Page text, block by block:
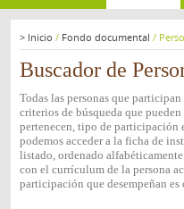
> Inicio / Fondo documental /
Buscador de
Todas las personas que
criterios de búsqueda que
pertenecen, tipo de participación
podemos acceder a la ficha de
listado, ordenado
con el currículum de la persona
participación que desempeñan